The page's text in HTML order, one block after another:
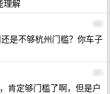
理解
90
是不够杭州门槛？你车子
91
肯定够门槛了啊，但是户